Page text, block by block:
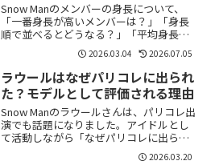
Snow Manのメンバーの身長について、
「一番身長が高いメンバーは？」「身長
順で並べるとどうなる？」「平均身長は
どれくらい？」と気になっている方も多
いのではないでしょうか。結論からいう
と、Snow Manで最も身長が高いのはラウ
ールさん（...
2026.03.04 2026.07.05
ラウールはなぜパリコレに出られ
た？モデルとして評価される理由
Snow Manのラウールさんは、パリコレ出
演でも話題になりました。アイドルとし
て活動しながら「なぜパリコレに出られ
たの？」「モデルとしてそんなにすごい
2026.03.20